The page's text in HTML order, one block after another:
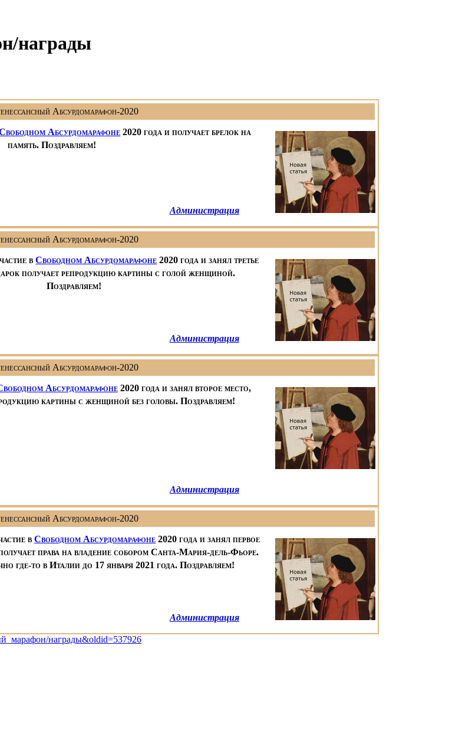
награды
Абсурдомарафон-2020
Абсурдомарафоне 2020 года и получает брелок на
память. Поздравляем!
Администрация
Абсурдомарафон-2020
вСвободном Абсурдомарафоне 2020 года и занял третье
получает репродукцию картины с голой женщиной.
Поздравляем!
Администрация
Абсурдомарафон-2020
Абсурдомарафоне2020 года и занял второе место,
картины с женщиной без головы. Поздравляем!
Администрация
Абсурдомарафон-2020
вСвободном Абсурдомарафоне 2020 года и занял первое
права на владение собором Санта-Мария-дель-Фьоре.
где-то в Италии до 17 января 2021 года. Поздравляем!
Администрация
награды&oldid=537926